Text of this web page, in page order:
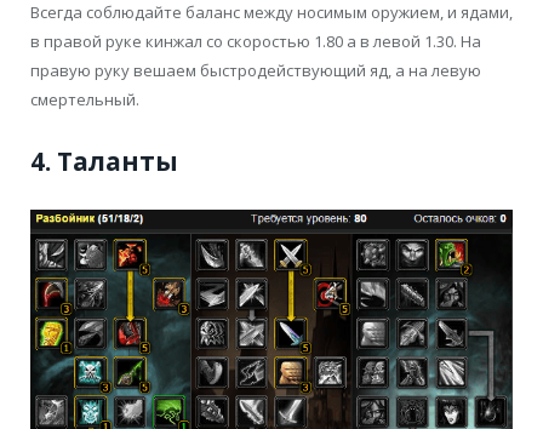
Всегда соблюдайте баланс между носимым оружием, и ядами,
в правой руке кинжал со скоростью 1.80 а в левой 1.30. На
правую руку вешаем быстродействующий яд, а на левую
смертельный.
4. Таланты